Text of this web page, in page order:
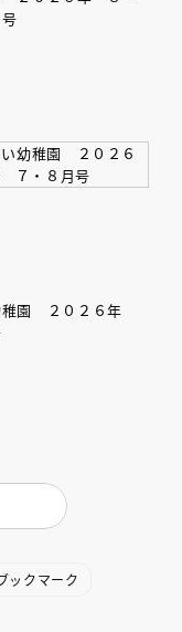
稚園 ２０２６年
ックマーク